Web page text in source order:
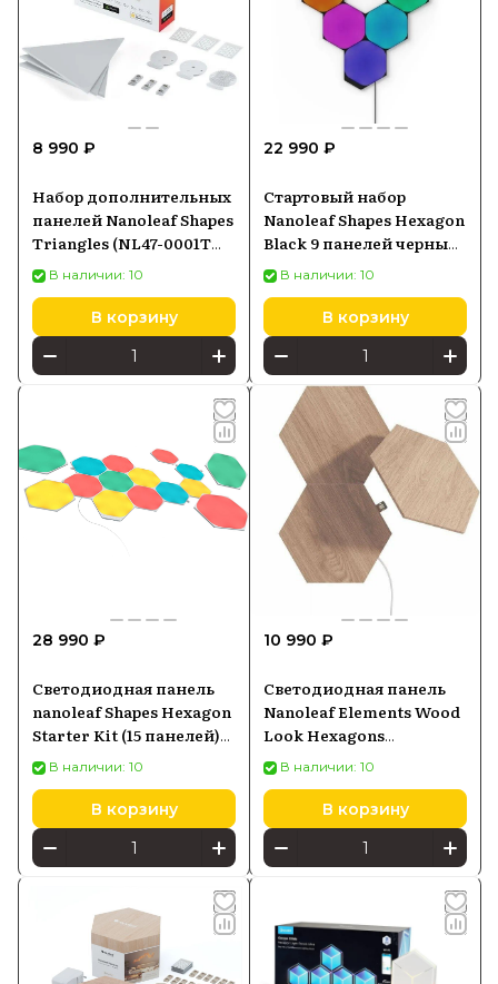
8 990 ₽
Набор дополнительных
панелей Nanoleaf Shapes
Triangles (NL47-0001TW-
3PK)В наличии: 10
В корзину
22 990 ₽
Стартовый набор
Nanoleaf Shapes Hexagon
Black 9 панелей черный
(NL42-0102HX-9PK)
В наличии: 10
В корзину
28 990 ₽
Светодиодная панель
nanoleaf Shapes Hexagon
Starter Kit (15 панелей)
(NL42-6002HX-15PK)
В наличии: 10
В корзину
10 990 ₽
Светодиодная панель
Nanoleaf Elements Wood
Look Hexagons
Expansion Pack (3
панели) NL52-E-0001HB-
В наличии: 10
В корзину